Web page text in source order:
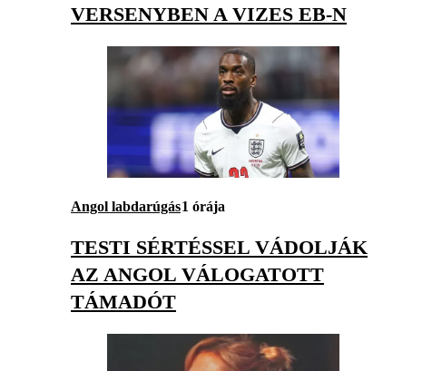
VERSENYBEN A VIZES EB-N
Angol labdarúgás1 órája
TESTI SÉRTÉSSEL VÁDOLJÁK
AZ ANGOL VÁLOGATOTT
TÁMADÓT